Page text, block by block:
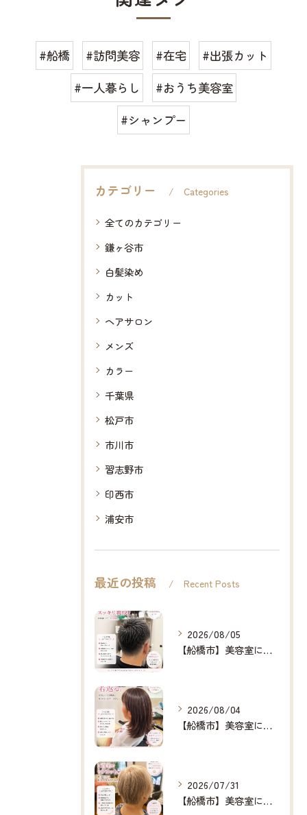
#船橋 #訪問美容 #在宅
#出張カット
#一人暮らし
#おうち美容室
#シャンプー
カテゴリー Categories
全てのカテゴリー
鎌ヶ谷市
白髪染め
カット
ヘアサロン
メンズ
カラー
千葉県
松戸市
市川市
習志野市
印西市
浦安市
最近の投稿 Recent Posts
2026/08/05
【船橋市】美容室に行けない…をなくしたい✂️✨
2026/08/04
【船橋市】美容室に行けない…をなくしたい✂️✨
2026/07/31
【船橋市】美容室に行けない…をなくしたい✂️✨